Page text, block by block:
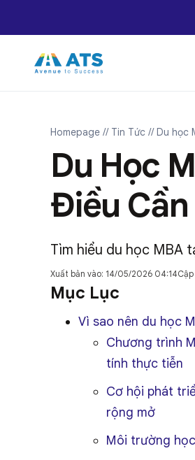
Homepage // Tin Tức // Du học
Du Học
Điều
Tìm hiểu du học MBA
Xuất bản vào: 14/05/2026 04:14
Mục Lục
Vì sao nên du học
Chương trình
tính thực tiễn
Cơ hội phát
rộng mở
Môi trường